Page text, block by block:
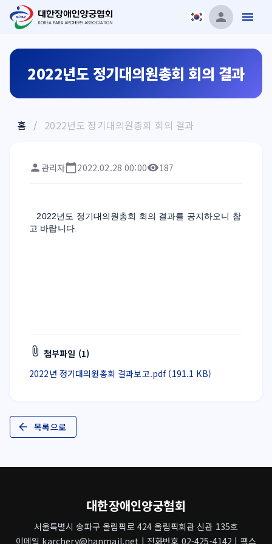
2022년도 정기대의원총회 회의 결과
홈 / 2022년도 정기대의원총회 회의 결과
관리자 2022.02.28 00:00 187
2022년도 정기대의원총회 회의 결과를 공지하오니 참
고 바랍니다.
첨부파일 (1)
2022년 정기대의원총회 결과보고.pdf (191.1 KB)
목록으로
대한장애인양궁협회
서울특별시 송파구 올림픽로 424 올림픽회관 신관 135호
이메일 karchery@hanmail.net | 전화번호 02-425-4142 | 팩스